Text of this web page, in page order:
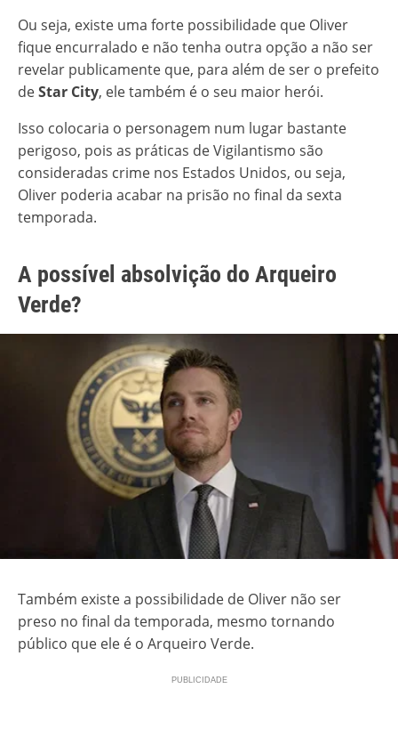
Ou seja, existe uma forte possibilidade que Oliver
fique encurralado e não tenha outra opção a não ser
revelar publicamente que, para além de ser o prefeito
deStar City, ele também é o seu maior herói.
Isso colocaria o personagem num lugar bastante
perigoso, pois as práticas de Vigilantismo são
consideradas crime nos Estados Unidos, ou seja,
Oliver poderia acabar na prisão no final da sexta
temporada.
A possível absolvição do Arqueiro
Verde?
Também existe a possibilidade de Oliver não ser
preso no final da temporada, mesmo tornando
público que ele é o Arqueiro Verde.